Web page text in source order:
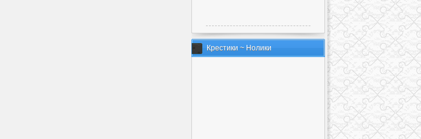
Крестики ~ Нолики